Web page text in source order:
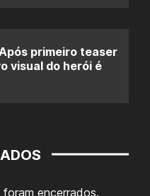
primeiro teaser
visual do herói é
encerrados.